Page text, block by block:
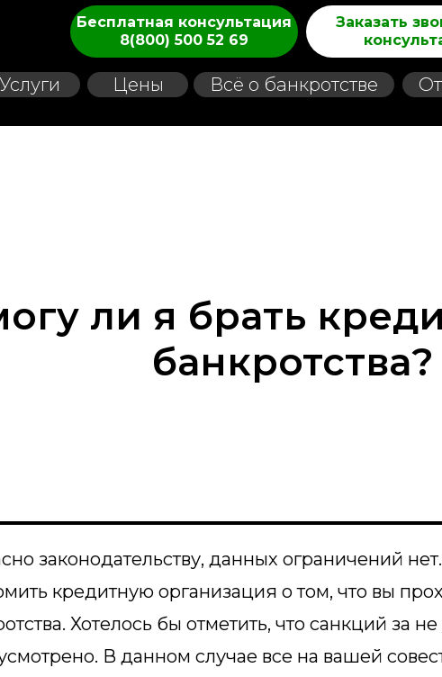
Бесплатная консультация
8(800) 500 52 69
Заказать
Услуги Цены Всё о банкротстве
Заказать
8 (800) 500 52-69
ли я брать
банкротства?
законодательству, данных ограничений
кредитную организация о том, что вы
Хотелось бы отметить, что санкций за
В данном случае все на вашей